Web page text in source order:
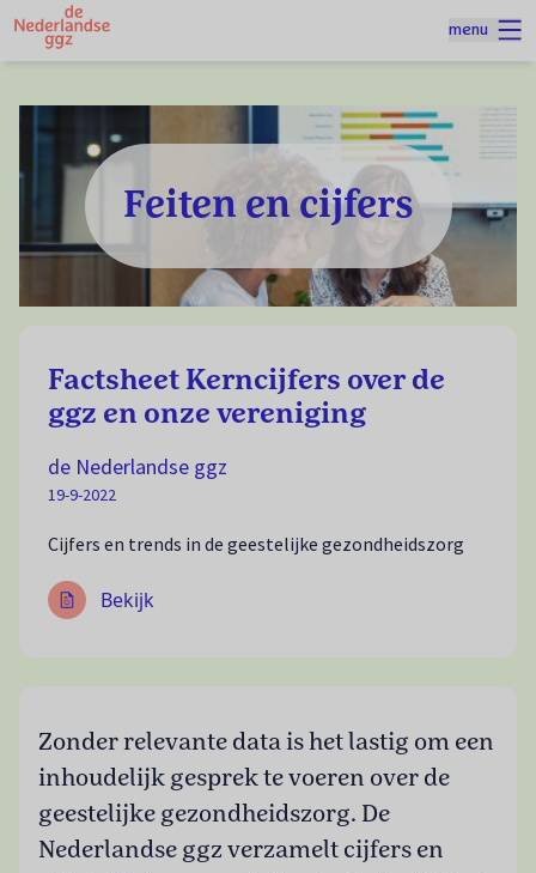
Spring naar hoofdinhoud
menu
Homepage
Feiten en cijfers
Factsheet Kerncijfers over de
ggz en onze vereniging
de Nederlandse ggz
19-9-2022
Cijfers en trends in de geestelijke gezondheidszorg
Bekijk
Zonder relevante data is het lastig om een
inhoudelijk gesprek te voeren over de
geestelijke gezondheidszorg. De
Nederlandse ggz verzamelt cijfers en